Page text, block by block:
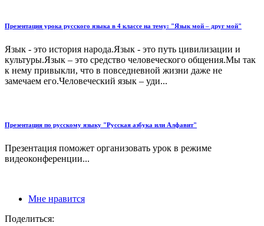
Презентация урока русского языка в 4 классе на тему: "Язык мой – друг мой"
Язык - это история народа.Язык - это путь цивилизации и
культуры.Язык – это средство человеческого общения.Мы так
к нему привыкли, что в повседневной жизни даже не
замечаем его.Человеческий язык – уди...
Презентация по русскому языку "Русская азбука или Алфавит"
Презентация поможет организовать урок в режиме
видеоконференции...
Мне нравится
Поделиться: